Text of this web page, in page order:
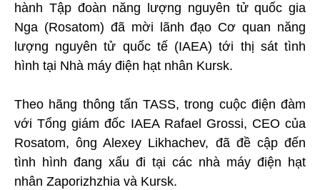
hành Tập đoàn năng lượng nguyên tử quốc gia
Nga (Rosatom) đã mời lãnh đạo Cơ quan năng
lượng nguyên tử quốc tế (IAEA) tới thị sát tình
hình tại Nhà máy điện hạt nhân Kursk.
Theo hãng thông tấn TASS, trong cuộc điện đàm
với Tổng giám đốc IAEA Rafael Grossi, CEO của
Rosatom, ông Alexey Likhachev, đã đề cập đến
tình hình đang xấu đi tại các nhà máy điện hạt
nhân Zaporizhzhia và Kursk.